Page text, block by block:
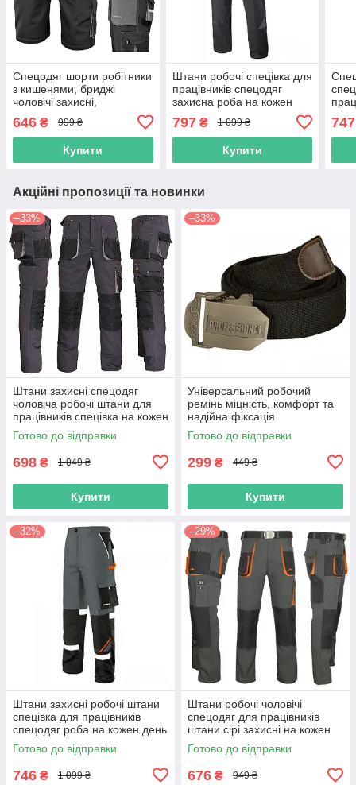
Спецодяг шорти робітники
з кишенями, бриджі
чоловічі захисні,
працівників, уніформа
якісна, роба польша
646 ₴ 999 ₴
Купити
Штани робочі спецівка для
працівників спецодяг
захисна роба на кожен
день чоловіча практична
польша
797₴ 1 099 ₴
Купити
747
Акційні пропозиції та новинки
–33%
Штани захисні спецодяг
чоловіча робочі штани для
працівників спецівка на кожен
день роба польша reis
Готово до відправки
698 ₴ 1 049 ₴
Купити
–33%
Універсальний робочий
ремінь міцність, комфорт та
надійна фіксація
Готово до відправки
299 ₴ 449 ₴
Купити
–32%
Штани захисні робочі штани
спецівка для працівників
спецодяг роба на кожен день
чоловіча практична польша
Готово до відправки
746 ₴ 1 099 ₴
–29%
Штани робочі чоловічі
спецодяг для працівників
штани сірі захисні на кожен
день спецовка роба польша
Готово до відправки
676 ₴ 949 ₴